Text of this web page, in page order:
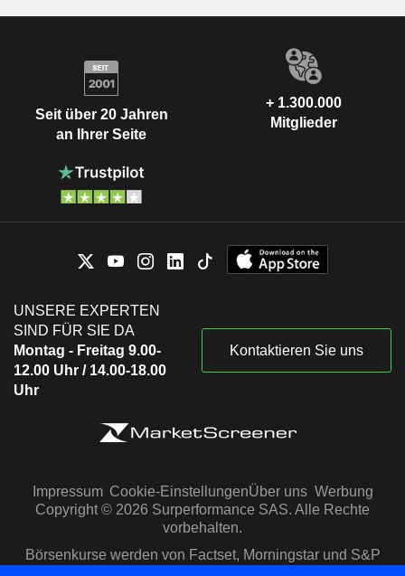
Seit über 20 Jahren
an Ihrer Seite
+ 1.300.000
Mitglieder
UNSERE EXPERTEN
SIND FÜR SIE DA
Montag - Freitag 9.00-
12.00 Uhr / 14.00-18.00
Uhr
Kontaktieren Sie uns
Impressum Cookie-EinstellungenÜber uns Werbung
Copyright © 2026 Surperformance SAS. Alle Rechte
vorbehalten.
Börsenkurse werden von Factset, Morningstar und S&P